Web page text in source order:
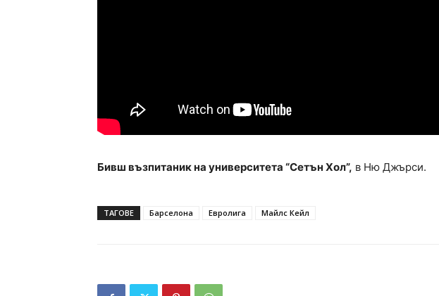
Бивш възпитаник на университета “Сетън Хол”, в Ню Джърси.
ТАГОВЕ Барселона Евролига Майлс Кейл